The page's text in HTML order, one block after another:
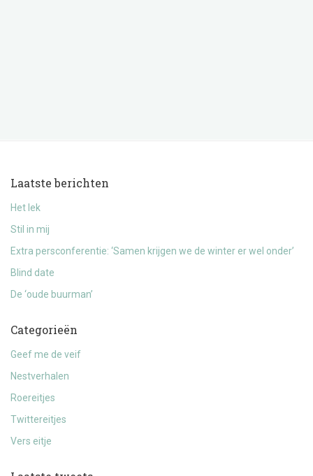
Laatste berichten
Het lek
Stil in mij
Extra persconferentie: ‘Samen krijgen we de winter er wel onder’
Blind date
De ‘oude buurman’
Categorieën
Geef me de veif
Nestverhalen
Roereitjes
Twittereitjes
Vers eitje